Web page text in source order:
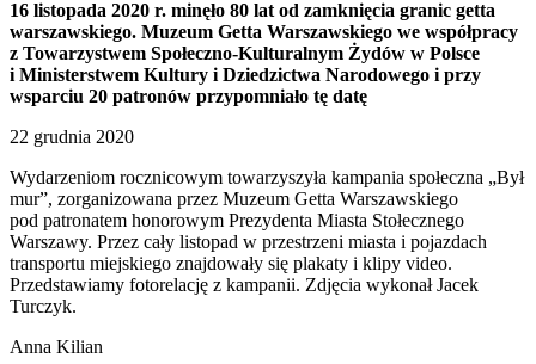
16 listopada 2020 r. minęło 80 lat od zamknięcia granic getta
warszawskiego. Muzeum Getta Warszawskiego we współpracy
z Towarzystwem Społeczno-Kulturalnym Żydów w Polsce
i Ministerstwem Kultury i Dziedzictwa Narodowego i przy
wsparciu 20 patronów przypomniało tę datę
22 grudnia 2020
Wydarzeniom rocznicowym towarzyszyła kampania społeczna „Był
mur”, zorganizowana przez Muzeum Getta Warszawskiego
pod patronatem honorowym Prezydenta Miasta Stołecznego
Warszawy. Przez cały listopad w przestrzeni miasta i pojazdach
transportu miejskiego znajdowały się plakaty i klipy video.
Przedstawiamy fotorelację z kampanii. Zdjęcia wykonał Jacek
Turczyk.
Anna Kilian